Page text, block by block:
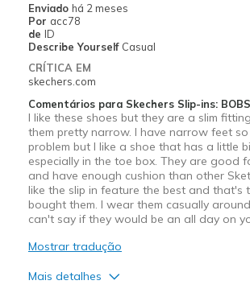
Enviado há 2 meses
Por acc78
de ID
Describe Yourself Casual
CRÍTICA EM
skechers.com
Comentários para Skechers Slip-ins:
I like these shoes but they are a slim
them pretty narrow. I have narrow feet
problem but I like a shoe that has a little
especially in the toe box. They are good
and have enough cushion than other
like the slip in feature the best and that's
bought them. I wear them casually
can't say if they would be an all day on
Mostrar tradução
Mais detalhes